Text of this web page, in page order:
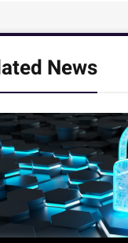
News
solo con leer
,#criptomonedas,
más!! Sólo tienes
a navegar